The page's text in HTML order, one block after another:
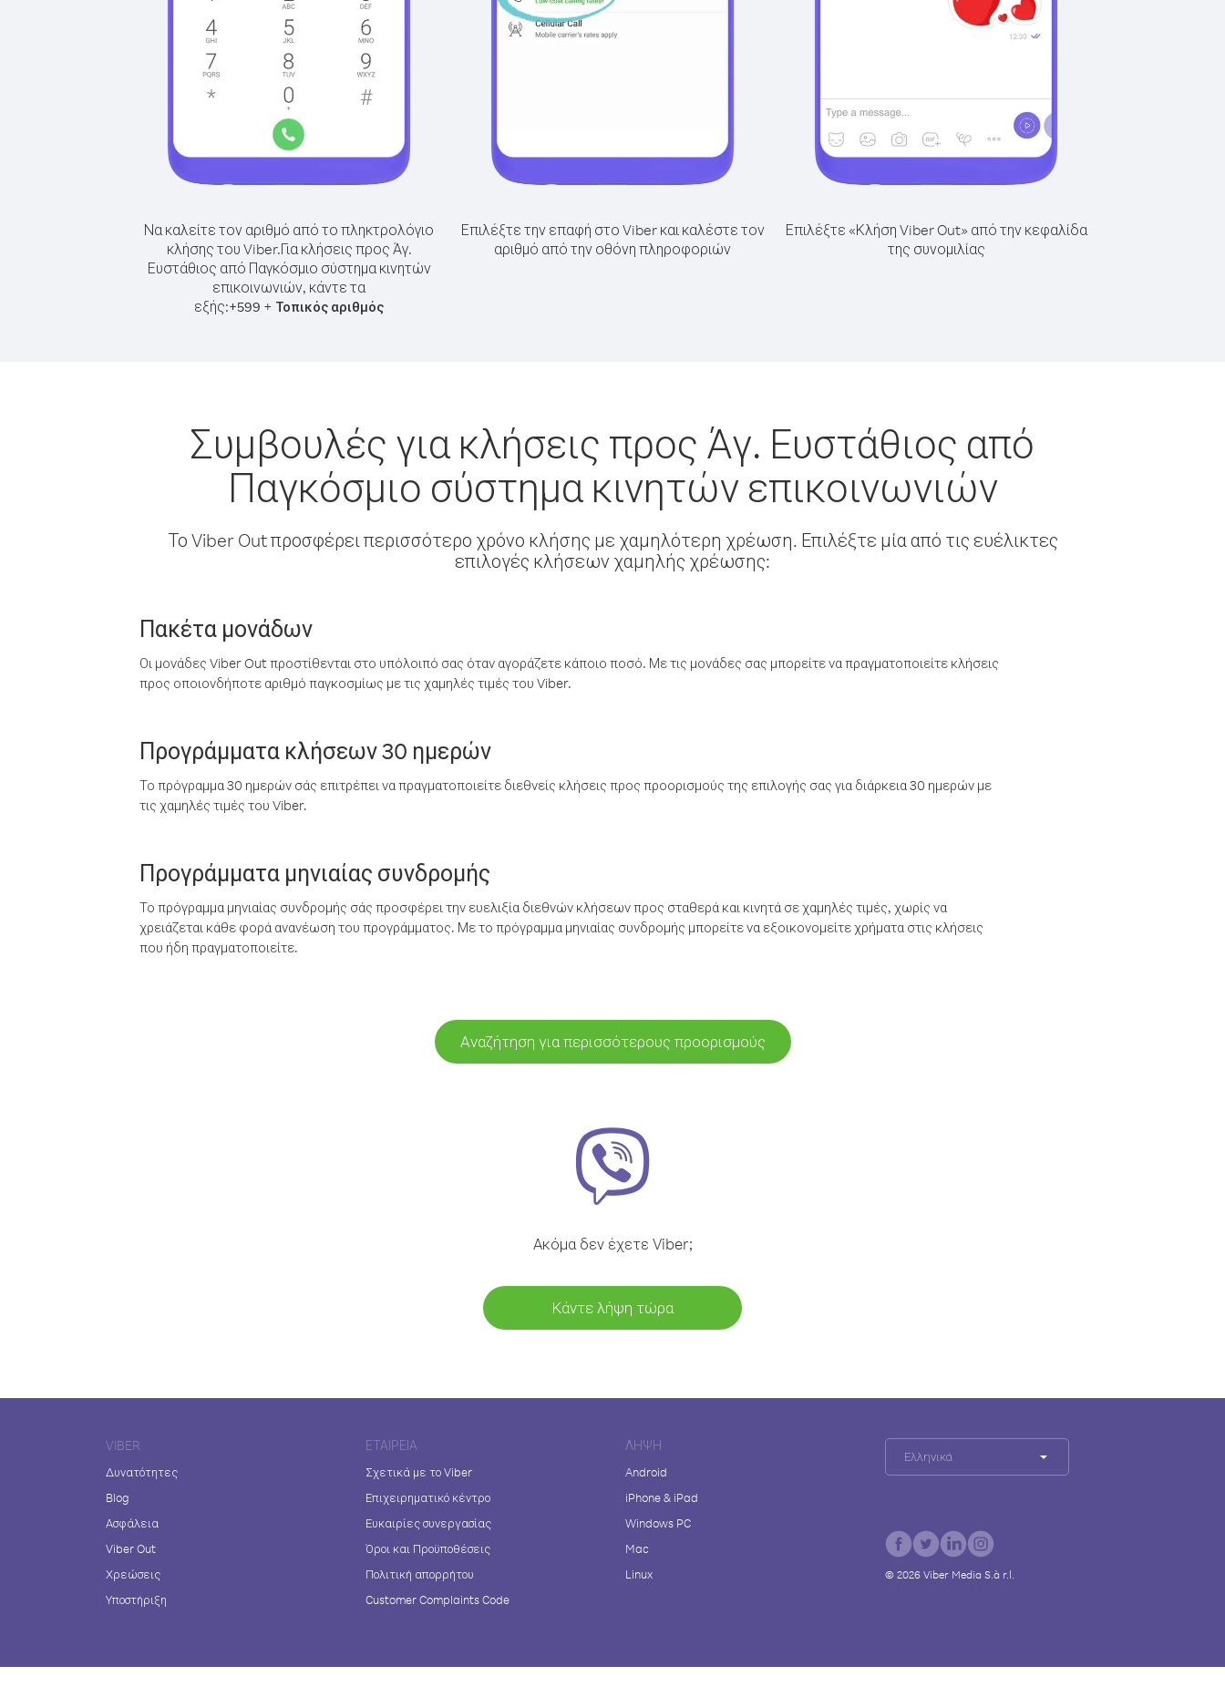
Να καλείτε τον αριθμό από το πληκτρολόγιο
κλήσης του Viber.Για κλήσεις προς Άγ.
Ευστάθιος από Παγκόσμιο σύστημα κινητών
επικοινωνιών, κάντε τα
εξής:+599 + Τοπικός αριθμός
Επιλέξτε την επαφή στο Viber και καλέστε τον
αριθμό από την οθόνη πληροφοριών
Επιλέξτε «Κλήση Viber Out» από την κεφαλίδα
της συνομιλίας
Συμβουλές για κλήσεις προς Άγ. Ευστάθιος από
Παγκόσμιο σύστημα κινητών επικοινωνιών
Το Viber Out προσφέρει περισσότερο χρόνο κλήσης με χαμηλότερη χρέωση. Επιλέξτε μία από τις ευέλικτες
επιλογές κλήσεων χαμηλής χρέωσης:
Πακέτα μονάδων
Οι μονάδες Viber Out προστίθενται στο υπόλοιπό σας όταν αγοράζετε κάποιο ποσό. Με τις μονάδες σας μπορείτε να πραγματοποιείτε κλήσεις
προς οποιονδήποτε αριθμό παγκοσμίως με τις χαμηλές τιμές του Viber.
Προγράμματα κλήσεων 30 ημερών
Το πρόγραμμα 30 ημερών σάς επιτρέπει να πραγματοποιείτε διεθνείς κλήσεις προς προορισμούς της επιλογής σας για διάρκεια 30 ημερών με
τις χαμηλές τιμές του Viber.
Προγράμματα μηνιαίας συνδρομής
Το πρόγραμμα μηνιαίας συνδρομής σάς προσφέρει την ευελιξία διεθνών κλήσεων προς σταθερά και κινητά σε χαμηλές τιμές, χωρίς να
χρειάζεται κάθε φορά ανανέωση του προγράμματος. Με το πρόγραμμα μηνιαίας συνδρομής μπορείτε να εξοικονομείτε χρήματα στις κλήσεις
που ήδη πραγματοποιείτε.
Αναζήτηση για περισσότερους προορισμούς
Ακόμα δεν έχετε Viber;
Κάντε λήψη τώρα
VIBER
Δυνατότητες
Blog
Ασφάλεια
Viber Out
Χρεώσεις
Υποστήριξη
ΕΤΑΙΡΕΊΑ
Σχετικά με το Viber
Επιχειρηματικό κέντρο
Ευκαιρίες συνεργασίας
Όροι και Προϋποθέσεις
Πολιτική απορρήτου
Customer Complaints Code
ΛΉΨΗ
Android
iPhone & iPad
Windows PC
Mac
Linux
Ελληνικά
© 2026 Viber Media S.à r.l.